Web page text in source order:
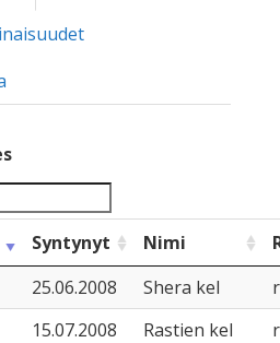
Syntynyt Nimi
25.06.2008 Shera kel
15.07.2008 Rastien kel